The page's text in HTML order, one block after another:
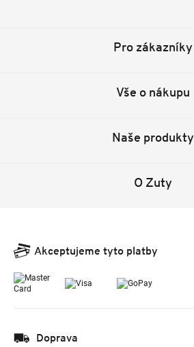
Pro zákazníky
Vše o nákupu
Naše produkty
O Zuty
Akceptujeme tyto platby
Doprava